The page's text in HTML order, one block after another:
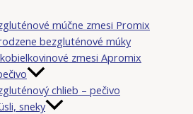
múčne zmesi Promix
bezgluténové múky
zmesi Apromix
chlieb – pečivo
sneky